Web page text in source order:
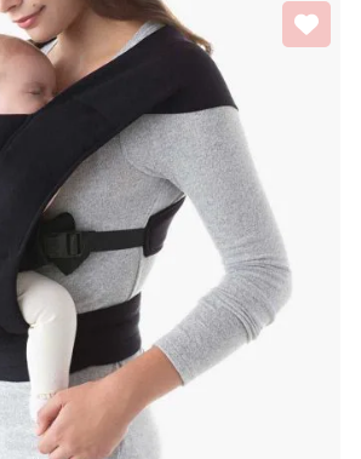
Mã giảm giá:
Ngày hết hạn: